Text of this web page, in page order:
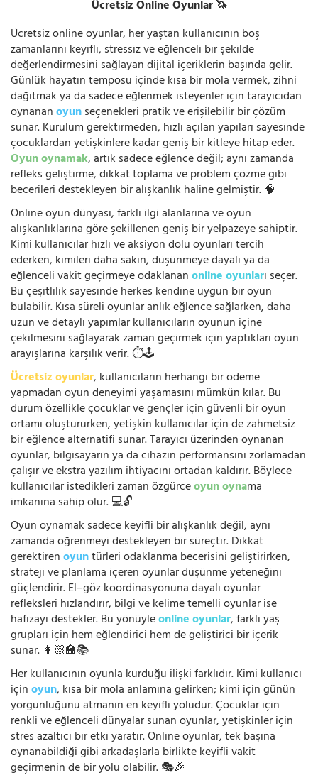
Ücretsiz Online Oyunlar 🦄
Ücretsiz online oyunlar, her yaştan kullanıcının boş
zamanlarını keyifli, stressiz ve eğlenceli bir şekilde
değerlendirmesini sağlayan dijital içeriklerin başında gelir.
Günlük hayatın temposu içinde kısa bir mola vermek, zihni
dağıtmak ya da sadece eğlenmek isteyenler için tarayıcıdan
oynananoyunseçenekleri pratik ve erişilebilir bir çözüm
sunar. Kurulum gerektirmeden, hızlı açılan yapıları sayesinde
çocuklardan yetişkinlere kadar geniş bir kitleye hitap eder.
Oyun oynamak, artık sadece eğlence değil; aynı zamanda
refleks geliştirme, dikkat toplama ve problem çözme gibi
becerileri destekleyen bir alışkanlık haline gelmiştir. 🧠
Online oyun dünyası, farklı ilgi alanlarına ve oyun
alışkanlıklarına göre şekillenen geniş bir yelpazeye sahiptir.
Kimi kullanıcılar hızlı ve aksiyon dolu oyunları tercih
ederken, kimileri daha sakin, düşünmeye dayalı ya da
eğlenceli vakit geçirmeye odaklananonline oyunları seçer.
Bu çeşitlilik sayesinde herkes kendine uygun bir oyun
bulabilir. Kısa süreli oyunlar anlık eğlence sağlarken, daha
uzun ve detaylı yapımlar kullanıcıların oyunun içine
çekilmesini sağlayarak zaman geçirmek için yaptıkları oyun
arayışlarına karşılık verir. ⏱️🕹️
Ücretsiz oyunlar, kullanıcıların herhangi bir ödeme
yapmadan oyun deneyimi yaşamasını mümkün kılar. Bu
durum özellikle çocuklar ve gençler için güvenli bir oyun
ortamı oluştururken, yetişkin kullanıcılar için de zahmetsiz
bir eğlence alternatifi sunar. Tarayıcı üzerinden oynanan
oyunlar, bilgisayarın ya da cihazın performansını zorlamadan
çalışır ve ekstra yazılım ihtiyacını ortadan kaldırır. Böylece
kullanıcılar istedikleri zaman özgürceoyun oynama
imkanına sahip olur. 💻🔓
Oyun oynamak sadece keyifli bir alışkanlık değil, aynı
zamanda öğrenmeyi destekleyen bir süreçtir. Dikkat
gerektirenoyuntürleri odaklanma becerisini geliştirirken,
strateji ve planlama içeren oyunlar düşünme yeteneğini
güçlendirir. El–göz koordinasyonuna dayalı oyunlar
refleksleri hızlandırır, bilgi ve kelime temelli oyunlar ise
hafızayı destekler. Bu yönüyleonline oyunlar, farklı yaş
grupları için hem eğlendirici hem de geliştirici bir içerik
sunar. 👩🏻‍🏫📚
Her kullanıcının oyunla kurduğu ilişki farklıdır. Kimi kullanıcı
içinoyun, kısa bir mola anlamına gelirken; kimi için günün
yorgunluğunu atmanın en keyifli yoludur. Çocuklar için
renkli ve eğlenceli dünyalar sunan oyunlar, yetişkinler için
stres azaltıcı bir etki yaratır. Online oyunlar, tek başına
oynanabildiği gibi arkadaşlarla birlikte keyifli vakit
geçirmenin de bir yolu olabilir. 🎭🎉